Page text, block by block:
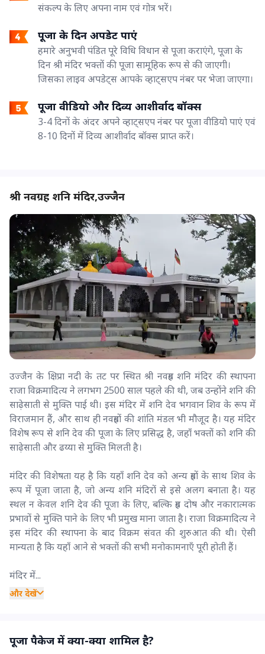
संकल्प के लिए अपना नाम एवं गोत्र भरें।
पूजा के दिन अपडेट पाएं
हमारे अनुभवी पंडित पूरे विधि विधान से पूजा कराएंगे, पूजा के
दिन श्री मंदिर भक्तों की पूजा सामूहिक रूप से की जाएगी।
जिसका लाइव अपडेट्स आपके व्हाट्सएप नंबर पर भेजा जाएगा।
पूजा वीडियो और दिव्य आशीर्वाद बॉक्स
3-4 दिनों के अंदर अपने व्हाट्सएप नंबर पर पूजा वीडियो पाएं एवं
8-10 दिनों में दिव्य आशीर्वाद बॉक्स प्राप्त करें।
श्री नवग्रह शनि मंदिर,उज्जैन
उज्जैन के क्षिप्रा नदी के तट पर स्थित श्री नवग्रह शनि मंदिर की स्थापना
राजा विक्रमादित्य ने लगभग 2500 साल पहले की थी, जब उन्होंने शनि की
साढ़ेसाती से मुक्ति पाई थी। इस मंदिर में शनि देव भगवान शिव के रूप में
विराजमान हैं, और साथ ही नवग्रहों की शांति मंडल भी मौजूद है। यह मंदिर
विशेष रूप से शनि देव की पूजा के लिए प्रसिद्ध है, जहाँ भक्तों को शनि की
साढ़ेसाती और ढय्या से मुक्ति मिलती है।
मंदिर की विशेषता यह है कि यहाँ शनि देव को अन्य ग्रहों के साथ शिव के
रूप में पूजा जाता है, जो अन्य शनि मंदिरों से इसे अलग बनाता है। यह
स्थल न केवल शनि देव की पूजा के लिए, बल्कि ग्रह दोष और नकारात्मक
प्रभावों से मुक्ति पाने के लिए भी प्रमुख माना जाता है। राजा विक्रमादित्य ने
इस मंदिर की स्थापना के बाद विक्रम संवत की शुरुआत की थी। ऐसी
मान्यता है कि यहाँ आने से भक्तों की सभी मनोकामनाएँ पूरी होती हैं।
मंदिर में...
और देखें
पूजा पैकेज में क्या-क्या शामिल है?